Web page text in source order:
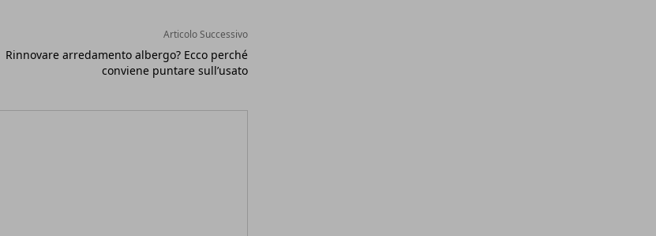
Articolo Successivo
Rinnovare arredamento albergo? Ecco perché
conviene puntare sull’usato